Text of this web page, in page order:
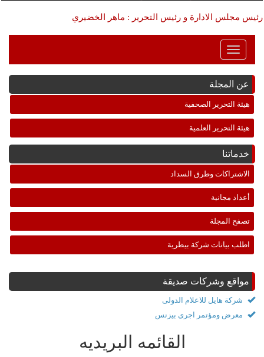
رئيس مجلس الادارة و رئيس التحرير : ماهر الخضيري
Toggle
Navigation
عن المجلة
هيئة التحرير الصحفية
هيئة التحرير العلمية
خدماتنا
الاشتراكات وطرق السداد
أعداد مجانية
تصفح المجلة
اطلب بيانات شركة بيطرية
مواقع وشركات صديقة
شركة هايل للاعلام الدولى
معرض ومؤتمر اجرى بيزنس
القائمه البريديه